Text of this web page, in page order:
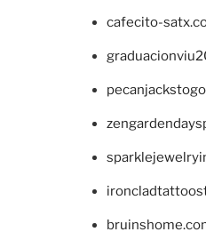
cafecito-